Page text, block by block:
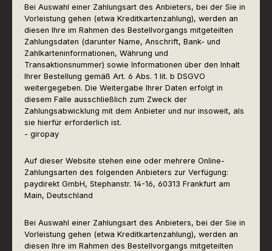
Bei Auswahl einer Zahlungsart des Anbieters, bei der Sie in
Vorleistung gehen (etwa Kreditkartenzahlung), werden an
diesen Ihre im Rahmen des Bestellvorgangs mitgeteilten
Zahlungsdaten (darunter Name, Anschrift, Bank- und
Zahlkarteninformationen, Währung und
Transaktionsnummer) sowie Informationen über den Inhalt
Ihrer Bestellung gemäß Art. 6 Abs. 1 lit. b DSGVO
weitergegeben. Die Weitergabe Ihrer Daten erfolgt in
diesem Falle ausschließlich zum Zweck der
Zahlungsabwicklung mit dem Anbieter und nur insoweit, als
sie hierfür erforderlich ist.
- giropay
Auf dieser Website stehen eine oder mehrere Online-
Zahlungsarten des folgenden Anbieters zur Verfügung:
paydirekt GmbH, Stephanstr. 14-16, 60313 Frankfurt am
Main, Deutschland
Bei Auswahl einer Zahlungsart des Anbieters, bei der Sie in
Vorleistung gehen (etwa Kreditkartenzahlung), werden an
diesen Ihre im Rahmen des Bestellvorgangs mitgeteilten